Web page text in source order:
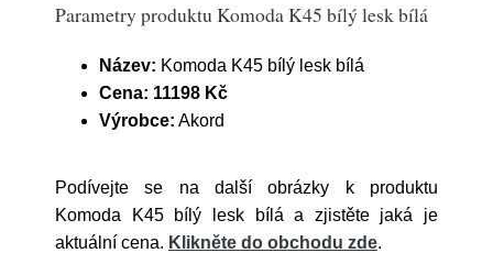
Parametry produktu Komoda K45 bílý lesk bílá
Název: Komoda K45 bílý lesk bílá
Cena: 11198 Kč
Výrobce: Akord
Podívejte se na další obrázky k produktu
Komoda K45 bílý lesk bílá a zjistěte jaká je
aktuální cena. Klikněte do obchodu zde.